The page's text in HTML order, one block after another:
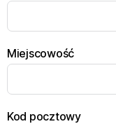
Miejscowość
Kod pocztowy